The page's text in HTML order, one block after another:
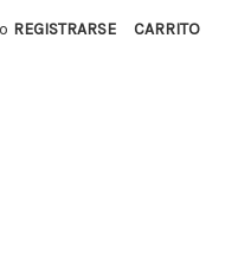
o REGISTRARSE CARRITO